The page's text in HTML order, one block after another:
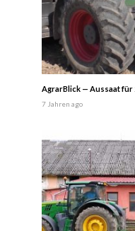
AgrarBlick — Aussaat für
7 Jahren ago